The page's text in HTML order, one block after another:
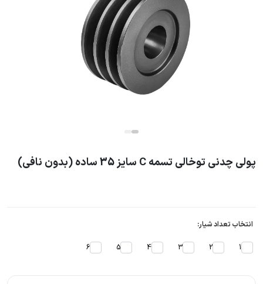
پولی چدنی توخالی تسمه C سایز 35 ساده (بدون نافی)
انتخاب تعداد شیار:
1
2
3
4
5
6